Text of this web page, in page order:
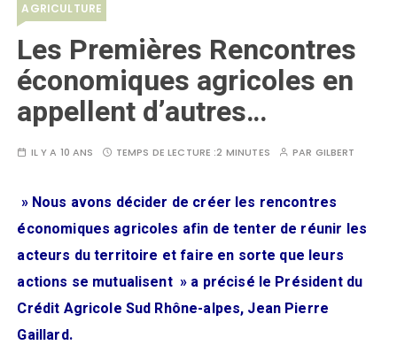
AGRICULTURE
Les Premières Rencontres
économiques agricoles en
appellent d’autres…
IL Y A 10 ANS TEMPS DE LECTURE :2 MINUTES PAR GILBERT
» Nous avons décider de créer les rencontres
économiques agricoles afin de tenter de réunir les
acteurs du territoire et faire en sorte que leurs
actions se mutualisent » a précisé le Président du
Crédit Agricole Sud Rhône-alpes, Jean Pierre
Gaillard.